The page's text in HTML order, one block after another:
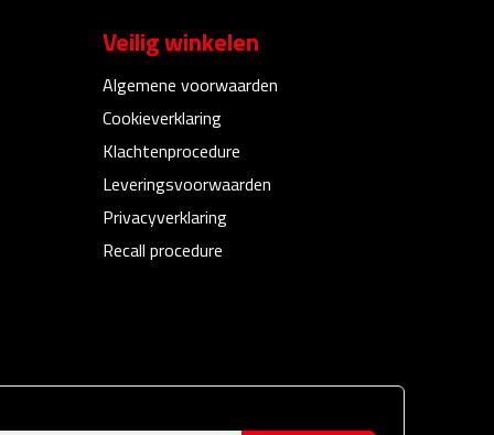
Veilig winkelen
Algemene voorwaarden
Cookieverklaring
Klachtenprocedure
Leveringsvoorwaarden
Privacyverklaring
Recall procedure